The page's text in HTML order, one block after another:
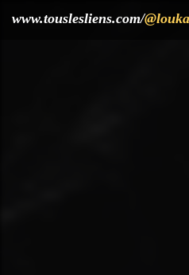
www.touslesliens.com/